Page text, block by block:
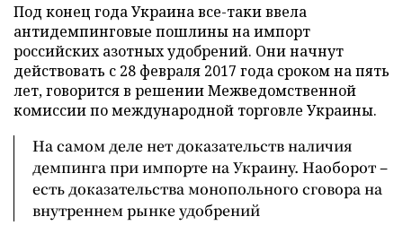
Под конец года Украина все-таки ввела
антидемпинговые пошлины на импорт
российских азотных удобрений. Они начнут
действовать с 28 февраля 2017 года сроком на пять
лет, говорится в решении Межведомственной
комиссии по международной торговле Украины.
На самом деле нет доказательств наличия
демпинга при импорте на Украину. Наоборот –
есть доказательства монопольного сговора на
внутреннем рынке удобрений